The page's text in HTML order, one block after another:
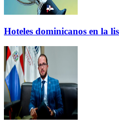
Hoteles dominicanos en la